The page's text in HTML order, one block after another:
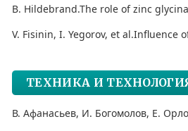
B. Hildebrand.The role of zinc
V. Fisinin, I. Yegorov, et al.Influence
ТЕХНИКА И
В. Афанасьев, И. Богомолов, Е.